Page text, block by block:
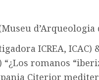
d’Arqueologia
ICREA,
“¿Los romanos
Citerior